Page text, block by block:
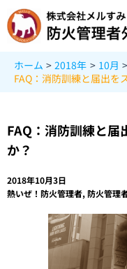
容
を
ホーム 2018年 10月
FAQ：消防訓練と届出を
FAQ：消防訓練と届
か？
2018年10月3日
熱いぜ！防火管理者, 防火管理